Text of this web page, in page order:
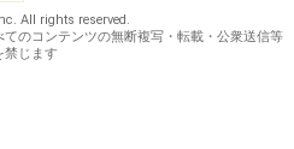
All rights reserved.
のコンテンツの無断複写・転載・公衆送信等
禁じます